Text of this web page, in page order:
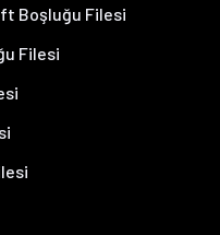
Boşluğu Filesi
Filesi